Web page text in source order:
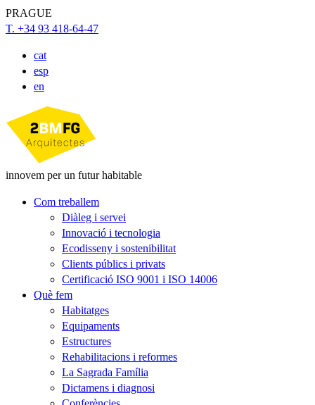
PRAGUE
T. +34 93 418-64-47
cat
esp
en
innovem per un futur habitable
Com treballem
Diàleg i servei
Innovació i tecnologia
Ecodisseny i sostenibilitat
Clients públics i privats
Certificació ISO 9001 i ISO 14006
Què fem
Habitatges
Equipaments
Estructures
Rehabilitacions i reformes
La Sagrada Família
Dictamens i diagnosi